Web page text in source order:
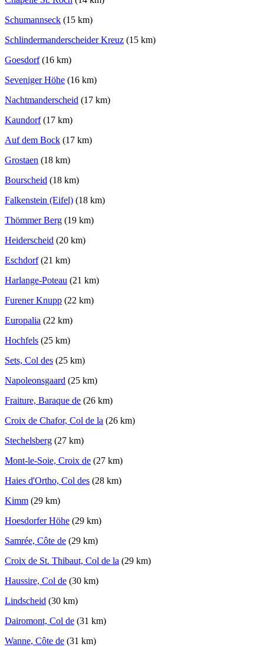
Schumannseck (15 km)
Schlindermanderscheider Kreuz (15 km)
Goesdorf(16 km)
Seveniger Höhe (16 km)
Nachtmanderscheid (17 km)
Kaundorf(17 km)
Auf dem Bock (17 km)
Grostaen (18 km)
Bourscheid (18 km)
Falkenstein (Eifel) (18 km)
Thömmer Berg (19 km)
Heiderscheid (20 km)
Eschdorf(21 km)
Harlange-Poteau (21 km)
Furener Knupp (22 km)
Europalia (22 km)
Hochfels (25 km)
Sets, Col des (25 km)
Napoleonsgaard (25 km)
Fraiture, Baraque de (26 km)
Croix de Chafor, Col de la (26 km)
Stechelsberg (27 km)
Mont-le-Soie, Croix de (27 km)
Haies d'Ortho, Col des (28 km)
Kimm (29 km)
Hoesdorfer Höhe (29 km)
Samrée, Côte de (29 km)
Croix de St. Thibaut, Col de la (29 km)
Haussire, Col de (30 km)
Lindscheid (30 km)
Dairomont, Col de (31 km)
Wanne, Côte de (31 km)